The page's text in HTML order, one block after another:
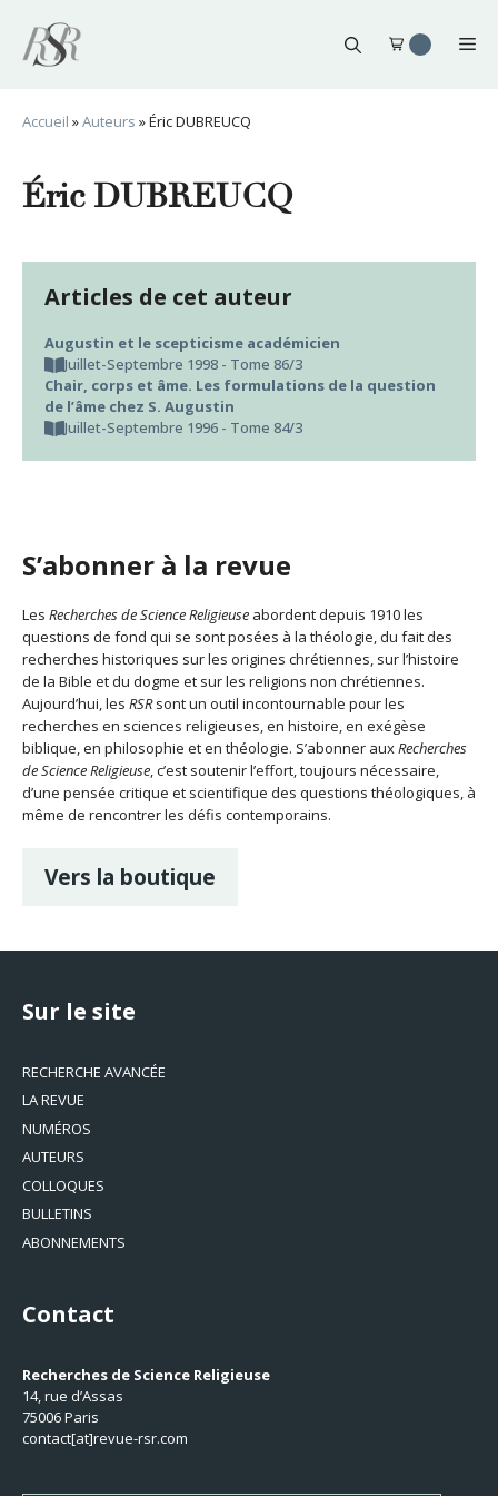
contenu
Accueil »Auteurs »Éric DUBREUCQ
Éric DUBREUCQ
Articles de cet auteur
Augustin et le scepticisme académicien
Juillet-Septembre 1998 - Tome 86/3
Chair, corps et âme. Les formulations de la question
de l’âme chez S. Augustin
Juillet-Septembre 1996 - Tome 84/3
S’abonner à la revue
Les Recherches de Science Religieuse abordent depuis 1910 les
questions de fond qui se sont posées à la théologie, du fait des
recherches historiques sur les origines chrétiennes, sur l’histoire
de la Bible et du dogme et sur les religions non chrétiennes.
Aujourd’hui, les RSRsont un outil incontournable pour les
recherches en sciences religieuses, en histoire, en exégèse
biblique, en philosophie et en théologie. S’abonner auxRecherches
de Science Religieuse, c’est soutenir l’effort, toujours nécessaire,
d’une pensée critique et scientifique des questions théologiques, à
même de rencontrer les défis contemporains.
Vers la boutique
Sur le site
RECHERCHE AVANCÉE
LA REVUE
NUMÉROS
AUTEURS
COLLOQUES
BULLETINS
ABONNEMENTS
Contact
Recherches de Science Religieuse
14, rue d’Assas
75006 Paris
contact[at]revue-rsr.com